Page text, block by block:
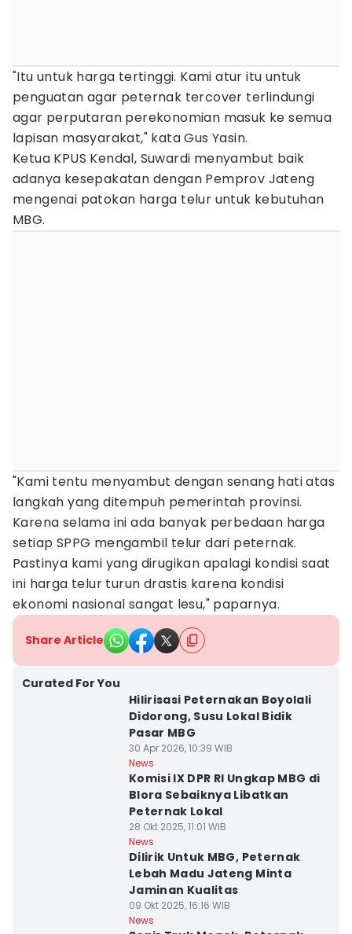
"Itu untuk harga tertinggi. Kami atur itu untuk
penguatan agar peternak tercover terlindungi
agar perputaran perekonomian masuk ke semua
lapisan masyarakat," kata Gus Yasin.
Ketua KPUS Kendal, Suwardi menyambut baik
adanya kesepakatan dengan Pemprov Jateng
mengenai patokan harga telur untuk kebutuhan
MBG.
"Kami tentu menyambut dengan senang hati atas
langkah yang ditempuh pemerintah provinsi.
Karena selama ini ada banyak perbedaan harga
setiap SPPG mengambil telur dari peternak.
Pastinya kami yang dirugikan apalagi kondisi saat
ini harga telur turun drastis karena kondisi
ekonomi nasional sangat lesu," paparnya.
Share Article
Curated For You
Hilirisasi Peternakan Boyolali
Didorong, Susu Lokal Bidik
Pasar MBG
30 Apr 2026, 10:39 WIB
News
Komisi IX DPR RI Ungkap MBG di
Blora Sebaiknya Libatkan
Peternak Lokal
28 Okt 2025, 11:01 WIB
News
Dilirik Untuk MBG, Peternak
Lebah Madu Jateng Minta
Jaminan Kualitas
09 Okt 2025, 16:16 WIB
News